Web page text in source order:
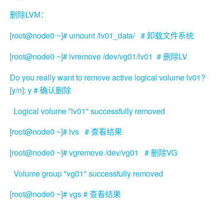
删除LVM：
[root@node0 ~]# umount /lv01_data/ # 卸载文件系统
[root@node0 ~]# lvremove /dev/vg01/lv01 # 删除LV
Do you really want to remove active logical volume lv01?
[y/n]: y # 确认删除
Logical volume "lv01" successfully removed
[root@node0 ~]# lvs # 查看结果
[root@node0 ~]# vgremove /dev/vg01 # 删除VG
Volume group "vg01" successfully removed
[root@node0 ~]# vgs # 查看结果